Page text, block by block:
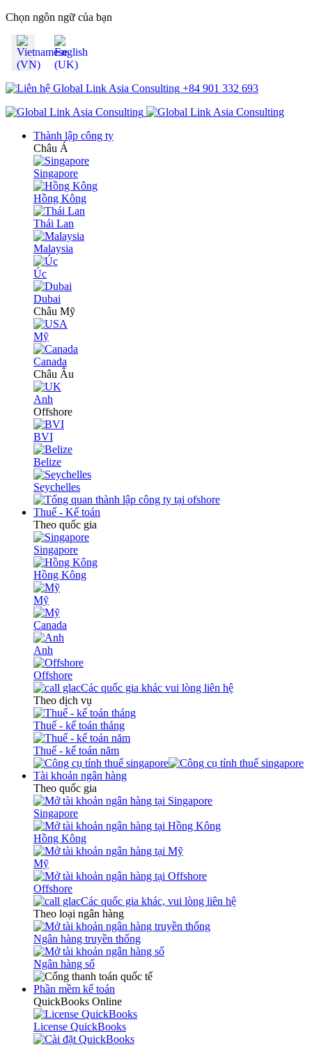
Chọn ngôn ngữ của bạn
+84 901 332 693
Thành lập công ty
Châu Á
Singapore
Hồng Kông
Thái Lan
Malaysia
Úc
Dubai
Châu Mỹ
Mỹ
Canada
Châu Âu
Anh
Offshore
BVI
Belize
Seychelles
Thuế - Kế toán
Theo quốc gia
Singapore
Hồng Kông
Mỹ
Canada
Anh
Offshore
Các quốc gia khác vui lòng liên hệ
Theo dịch vụ
Thuế - kế toán tháng
Thuế - kế toán năm
Tài khoản ngân hàng
Theo quốc gia
Singapore
Hồng Kông
Mỹ
Offshore
Các quốc gia khác, vui lòng liên hệ
Theo loại ngân hàng
Ngân hàng truyền thống
Ngân hàng số
Phần mềm kế toán
QuickBooks Online
License QuickBooks